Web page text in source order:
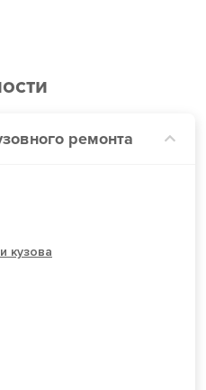
ремонта
кузова